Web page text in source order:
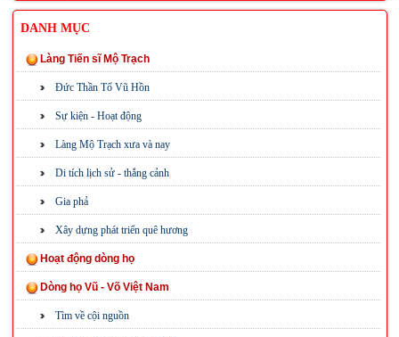
DANH MỤC
Làng Tiến sĩ Mộ Trạch
Đức Thần Tổ Vũ Hồn
Sự kiện - Hoạt động
Làng Mộ Trạch xưa và nay
Di tích lịch sử - thắng cảnh
Gia phả
Xây dựng phát triển quê hương
Hoạt động dòng họ
Dòng họ Vũ - Võ Việt Nam
Tìm về cội nguồn